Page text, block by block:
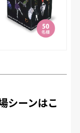
シーンはこ